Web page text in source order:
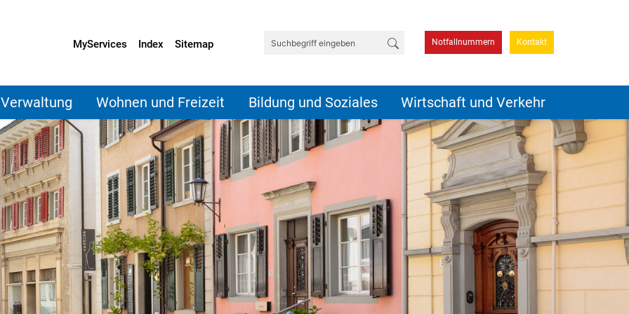
MyServices Index Sitemap Notfallnummern Kontakt
Suchbegriff eingeben
Wohnen und Freizeit Bildung und Soziales Wirtschaft und Verkehr